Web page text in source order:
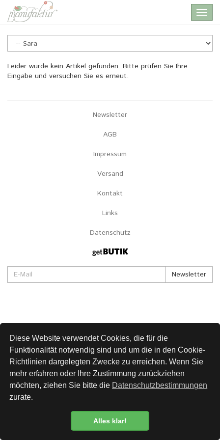
Datenschutzbestimmung
Diese Website verwendet Cookies, die für die
Funktionalität notwendig sind und um die in den Cookie-
Richtlinien dargelegten Zwecke zu erreichen. Wenn Sie
mehr erfahren oder Ihre Zustimmung zurückziehen
möchten, ziehen Sie bitte die Datenschutzbestimmungen
zurate.
Alles klar!
main
content
Sara
Leider wurde kein Artikel gefunden. Bitte prüfen Sie Ihre
Eingabe und versuchen Sie es erneut.
Newsletter
AGB
Impressum
Versand
Kontakt
Links
Datenschutz
Newsletter